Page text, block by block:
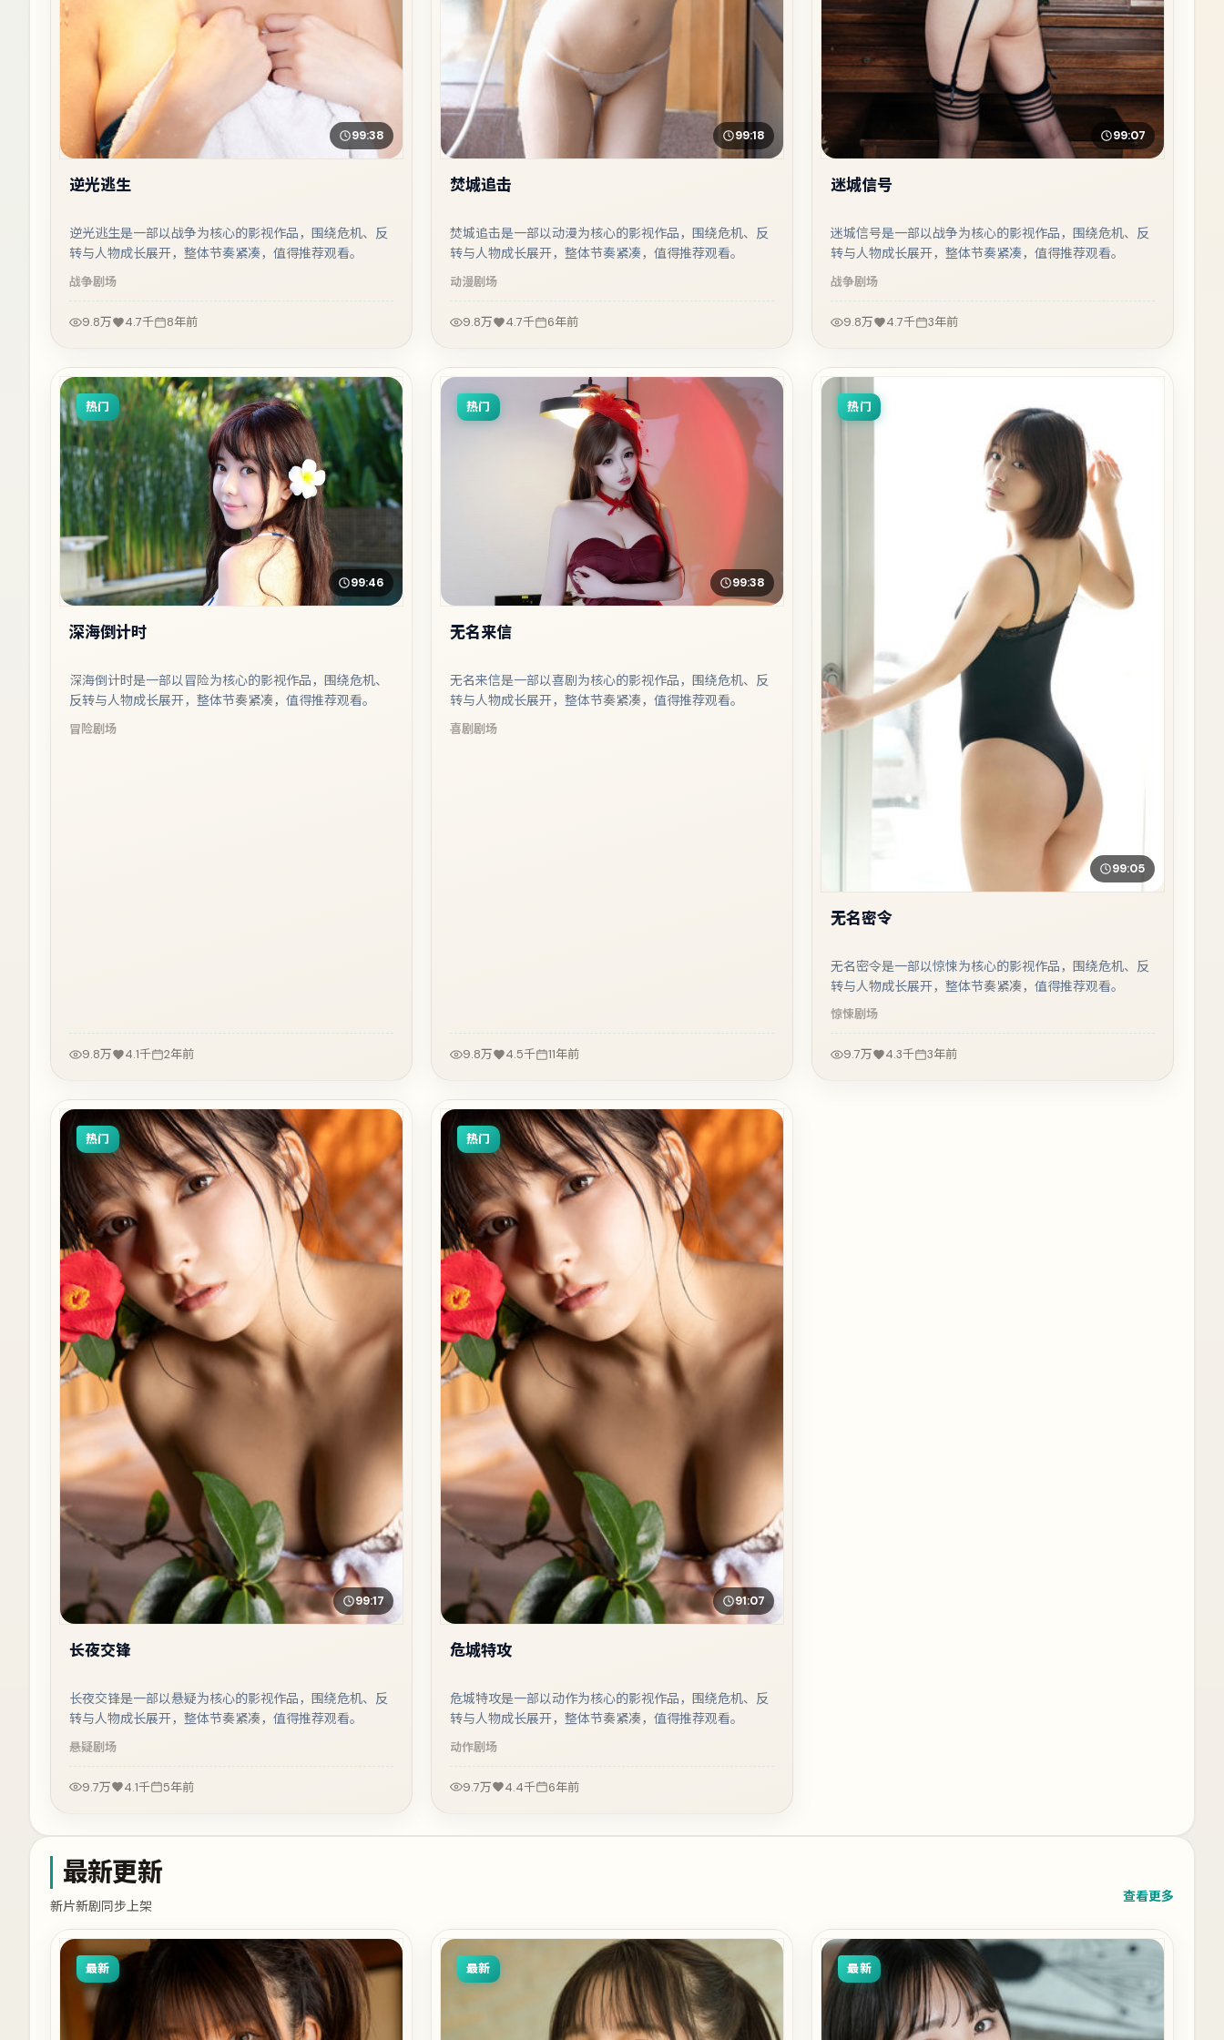
99:38
逆光逃生
逆光逃生是一部以战争为核心的影视作品，围绕危机、反
转与人物成长展开，整体节奏紧凑，值得推荐观看。
战争剧场
9.8万 4.7千 8年前
99:18
焚城追击
焚城追击是一部以动漫为核心的影视作品，围绕危机、反
转与人物成长展开，整体节奏紧凑，值得推荐观看。
动漫剧场
9.8万 4.7千 6年前
99:07
迷城信号
迷城信号是一部以战争为核心的影视作品，围绕危机、反
转与人物成长展开，整体节奏紧凑，值得推荐观看。
战争剧场
9.8万 4.7千 3年前
热门
99:46
深海倒计时
深海倒计时是一部以冒险为核心的影视作品，围绕危机、
反转与人物成长展开，整体节奏紧凑，值得推荐观看。
冒险剧场
9.8万 4.1千 2年前
热门
99:38
无名来信
无名来信是一部以喜剧为核心的影视作品，围绕危机、反
转与人物成长展开，整体节奏紧凑，值得推荐观看。
喜剧剧场
9.8万 4.5千 11年前
热门
99:05
无名密令
无名密令是一部以惊悚为核心的影视作品，围绕危机、反
转与人物成长展开，整体节奏紧凑，值得推荐观看。
惊悚剧场
9.7万 4.3千 3年前
热门
99:17
长夜交锋
长夜交锋是一部以悬疑为核心的影视作品，围绕危机、反
转与人物成长展开，整体节奏紧凑，值得推荐观看。
悬疑剧场
9.7万 4.1千 5年前
热门
91:07
危城特攻
危城特攻是一部以动作为核心的影视作品，围绕危机、反
转与人物成长展开，整体节奏紧凑，值得推荐观看。
动作剧场
9.7万 4.4千 6年前
最新更新
新片新剧同步上架
查看更多
最新 最新 最新